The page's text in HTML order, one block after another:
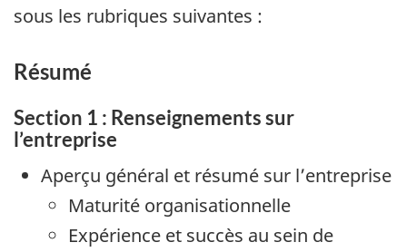
sous les rubriques suivantes :
Résumé
Section 1 : Renseignements sur
l’entreprise
Aperçu général et résumé sur l’entreprise
Maturité organisationnelle
Expérience et succès au sein de